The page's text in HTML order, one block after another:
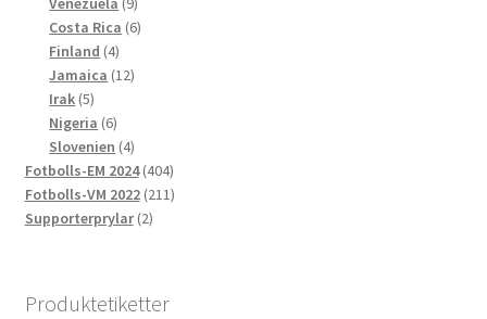
produkter
Costa Rica 66
Finland 44
produkter
Jamaica 1212
Irak 55
produkter
Nigeria 66
produkter
Slovenien 44
produkter
Fotbolls-EM 2024 404404
produkter
Fotbolls-VM 2022 211211
Supporterprylar 22
Produktetiketter